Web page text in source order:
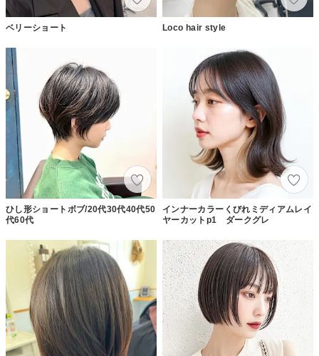
ベリーショート Loco hair style
ひし形ショートボブ/20代30代40代50
代60代
インナーカラーくびれミディアムレイ
ヤーカットp1 ダークグレ